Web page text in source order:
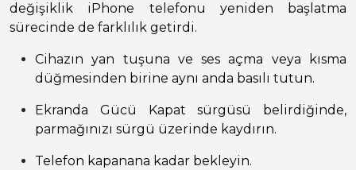
değişiklik iPhone telefonu yeniden başlatma
sürecinde de farklılık getirdi.
Cihazın yan tuşuna ve ses açma veya kısma
düğmesinden birine aynı anda basılı tutun.
Ekranda Gücü Kapat sürgüsü belirdiğinde,
parmağınızı sürgü üzerinde kaydırın.
Telefon kapanana kadar bekleyin.